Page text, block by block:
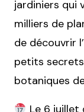
jardiniers qui
milliers de
de découvrir
petits secrets
botaniques
Le 6 juillet